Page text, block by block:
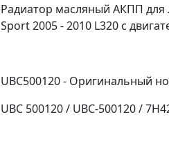
Радиатор масляный АКПП для
Sport 2005 - 2010 L320 с
UBC500120 - Оригинальный
UBC 500120 / UBC-500120 /